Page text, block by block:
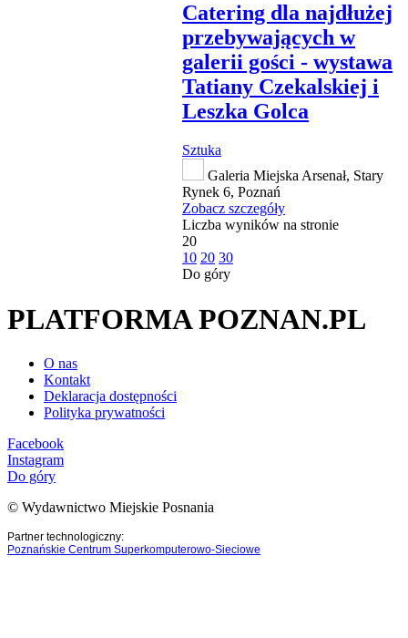
Catering dla najdłużej
przebywających w
galerii gości - wystawa
Tatiany Czekalskiej i
Leszka Golca
Sztuka
Galeria Miejska Arsenał, Stary
Rynek 6, Poznań
Zobacz szczegóły
Liczba wyników na stronie
20
10 20 30
Do góry
PLATFORMA POZNAN.PL
O nas
Kontakt
Deklaracja dostępności
Polityka prywatności
Facebook
Instagram
Do góry
© Wydawnictwo Miejskie Posnania
Partner technologiczny:
Poznańskie Centrum Superkomputerowo-Sieciowe